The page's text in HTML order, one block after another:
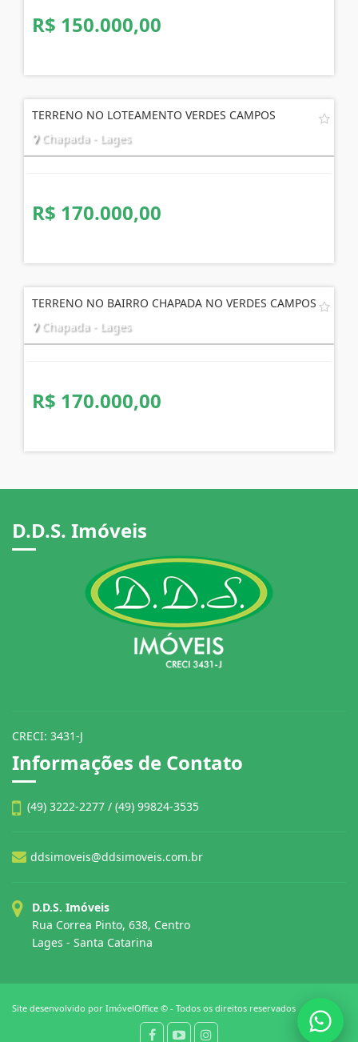
R$ 150.000,00
TERRENO NO LOTEAMENTO VERDES CAMPOS
Chapada - Lages
R$ 170.000,00
TERRENO NO BAIRRO CHAPADA NO VERDES CAMPOS
Chapada - Lages
R$ 170.000,00
D.D.S. Imóveis
CRECI: 3431-J
Informações de Contato
(49) 3222-2277 / (49) 99824-3535
ddsimoveis@ddsimoveis.com.br
D.D.S. Imóveis
Rua Correa Pinto, 638, Centro
Lages - Santa Catarina
Site desenvolvido por ImóvelOffice © - Todos os direitos reservados